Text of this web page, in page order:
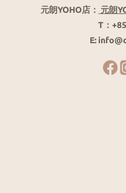
元朗YOHO店： 元朗
T：
E: